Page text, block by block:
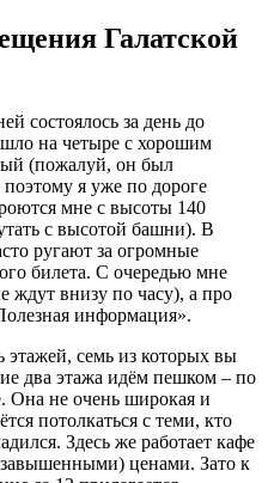
Галатской
состоялось за день до
на четыре с хорошим
(пожалуй, он был
я уже по дороге
мне с высоты 140
с высотой башни). В
ругают за огромные
билета. С очередью мне
ждут внизу по часу), а про
информация».
этажей, семь из которых вы
два этажа идём пешком – по
Она не очень широкая и
потолкаться с теми, кто
Здесь же работает кафе
ценами. Зато к